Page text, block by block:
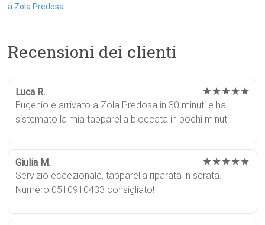
a Zola Predosa
Recensioni dei clienti
Luca R. ★★★★★
Eugenio è arrivato a Zola Predosa in 30 minuti e ha
sistemato la mia tapparella bloccata in pochi minuti.
Giulia M. ★★★★★
Servizio eccezionale, tapparella riparata in serata.
Numero 0510910433 consigliato!